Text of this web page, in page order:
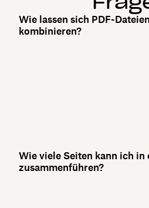
Wie lassen sich PDF-
kombinieren?
Wie viele Seiten kann ich in
zusammenführen?